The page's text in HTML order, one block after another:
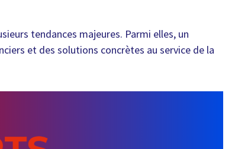
tendances majeures. Parmi elles, un
et des solutions concrètes au service de la